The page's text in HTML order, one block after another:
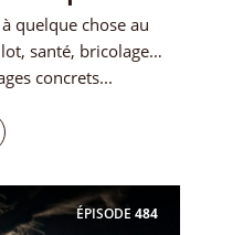
quelque chose au
santé, bricolage…
concrets...
ÉPISODE 484